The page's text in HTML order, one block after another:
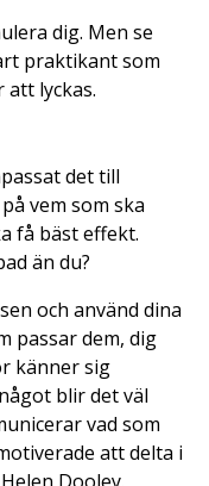
dig. Men se
praktikant som
lyckas.
det till
vem som ska
få bäst effekt.
än du?
och använd dina
passar dem, dig
känner sig
blir det väl
vad som
att delta i